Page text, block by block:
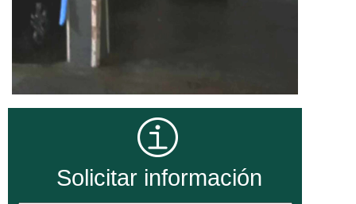
Solicitar información